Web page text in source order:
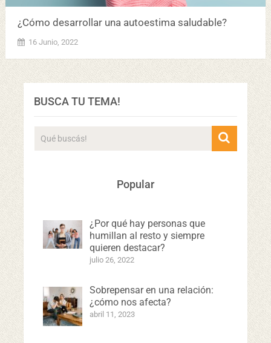
¿Cómo desarrollar una autoestima saludable?
16 Junio, 2022
BUSCA TU TEMA!
Popular
¿Por qué hay personas que
humillan al resto y siempre
quieren destacar?
julio 26, 2022
Sobrepensar en una relación:
¿cómo nos afecta?
abril 11, 2023